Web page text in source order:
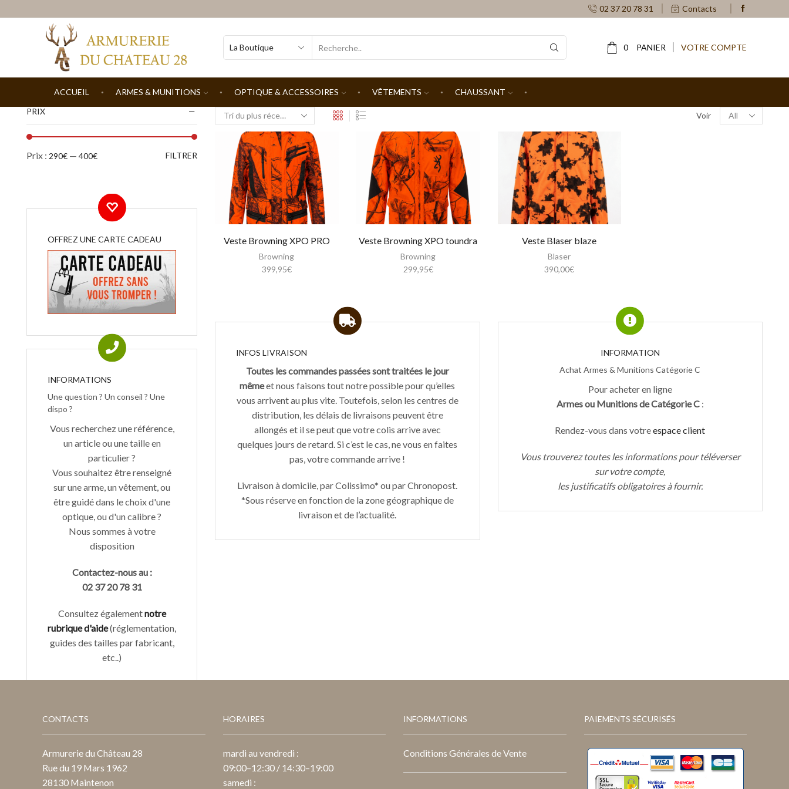
02 37 20 78 31 Contacts
0 PANIER VOTRE COMPTE
ACCUEIL ARMES & MUNITIONS OPTIQUE & ACCESSOIRES VÊTEMENTS CHAUSSANT
Voir
Products
per
Veste Browning XPO PRO
Browning
399,95€
Veste Browning XPO toundra
Browning
299,95€
Veste Blaser blaze
Blaser
390,00€
INFOS LIVRAISON
Toutes les commandes passées sont traitées le jour
mêmeet nous faisons tout notre possible pour qu’elles
vous arrivent au plus vite. Toutefois, selon les centres de
distribution, les délais de livraisons peuvent être
allongés et il se peut que votre colis arrive avec
quelques jours de retard. Si c’est le cas, ne vous en faites
pas, votre commande arrive !
Livraison à domicile, par Colissimo* ou par Chronopost.
*Sous réserve en fonction de la zone géographique de
livraison et de l’actualité.
INFORMATION
Achat Armes & Munitions Catégorie C
Pour acheter en ligne
Armes ou Munitions de Catégorie C:
Rendez-vous dans votreespace client
Vous trouverez toutes les informations pour téléverser
sur votre compte,
les justificatifs obligatoires à fournir.
PRIX
Prix
Prix
FILTRER
Prix : 290€ — 400€
OFFREZ UNE CARTE CADEAU
INFORMATIONS
Une question ? Un conseil ? Une
dispo ?
Vous recherchez une référence,
un article ou une taille en
particulier ?
Vous souhaitez être renseigné
sur une arme, un vêtement, ou
être guidé dans le choix d'une
optique, ou d'un calibre ?
Nous sommes à votre
disposition
Contactez-nous au :
02 37 20 78 31
Consultez égalementnotre
rubrique d'aide(réglementation,
guides des tailles par fabricant,
etc..)
CONTACTS
Armurerie du Château 28
Rue du 19 Mars 1962
28130 Maintenon
HORAIRES
mardi au vendredi :
09:00–12:30 / 14:30–19:00
samedi :
INFORMATIONS
Conditions Générales de Vente
PAIEMENTS SÉCURISÉS